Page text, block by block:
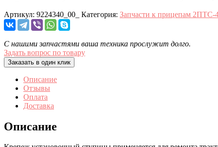
Артикул: 9224340_00_ Категория: Запчасти к прицепам
С нашими запчастями ваша техника прослужит долго.
Задать вопрос по товару
Заказать в один клик
Описание
Отзывы
Оплата
Доставка
Описание